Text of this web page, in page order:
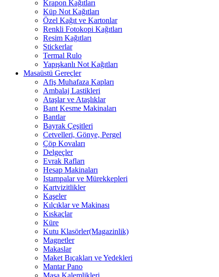
Krapon Kağıtları
Küp Not Kağıtları
Özel Kağıt ve Kartonlar
Renkli Fotokopi Kağıtları
Resim Kağıtları
Stickerlar
Termal Rulo
Yapışkanlı Not Kağıtları
Masaüstü Gereçler
Afiş Muhafaza Kapları
Ambalaj Lastikleri
Ataşlar ve Ataşlıklar
Bant Kesme Makinaları
Bantlar
Bayrak Çeşitleri
Cetvelleri, Gönye, Pergel
Çöp Kovaları
Delgeçler
Evrak Rafları
Hesap Makinaları
Istampalar ve Mürekkepleri
Kartvizitlikler
Kaşeler
Kılçıklar ve Makinası
Kıskaçlar
Küre
Kutu Klasörler(Magazinlik)
Magnetler
Makaslar
Maket Bıçakları ve Yedekleri
Mantar Pano
Masa Kalemlikleri